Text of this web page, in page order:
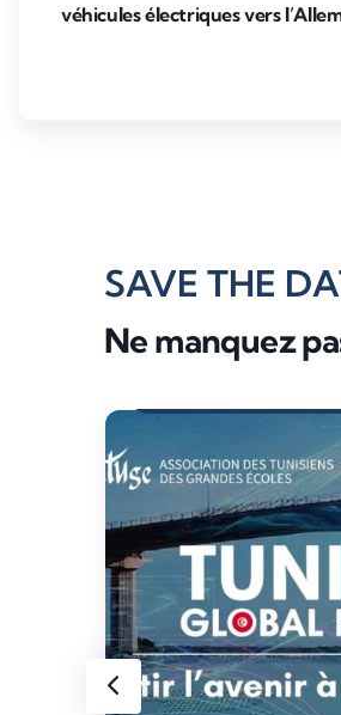
véhicules électriques vers
SAVE THE
Ne manquez